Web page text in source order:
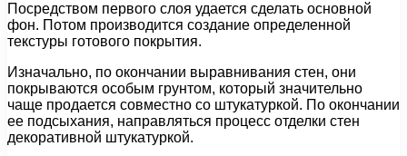
Посредством первого слоя удается сделать основной
фон. Потом производится создание определенной
текстуры готового покрытия.
Изначально, по окончании выравнивания стен, они
покрываются особым грунтом, который значительно
чаще продается совместно со штукатуркой. По окончании
ее подсыхания, направляться процесс отделки стен
декоративной штукатуркой.